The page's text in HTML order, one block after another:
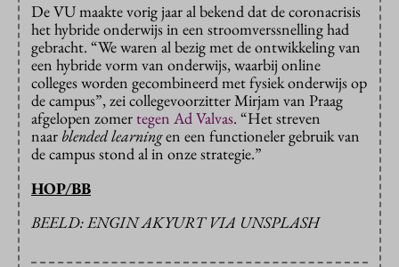
De VU maakte vorig jaar al bekend dat de coronacrisis
het hybride onderwijs in een stroomverssnelling had
gebracht. “We waren al bezig met de ontwikkeling van
een hybride vorm van onderwijs, waarbij online
colleges worden gecombineerd met fysiek onderwijs op
de campus”, zei collegevoorzitter Mirjam van Praag
afgelopen zomertegen Ad Valvas. “Het streven
naar blended learningen een functioneler gebruik van
de campus stond al in onze strategie.”
HOP/BB
BEELD: ENGIN AKYURT VIA UNSPLASH